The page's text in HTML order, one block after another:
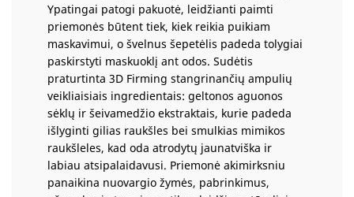
Ypatingai patogi pakuotė, leidžianti paimti
priemonės būtent tiek, kiek reikia puikiam
maskavimui, o švelnus šepetėlis padeda tolygiai
paskirstyti maskuoklį ant odos. Sudėtis
praturtinta 3D Firming stangrinančių ampulių
veikliaisiais ingredientais: geltonos aguonos
sėklų ir šeivamedžio ekstraktais, kurie padeda
išlyginti gilias raukšles bei smulkias mimikos
raukšleles, kad oda atrodytų jaunatviška ir
labiau atsipalaidavusi. Priemonė akimirksniu
panaikina nuovargio žymės, pabrinkimus,